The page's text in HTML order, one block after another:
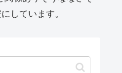
しています。